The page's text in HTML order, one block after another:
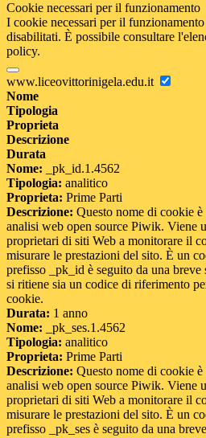
Cookie necessari per il funzionamento
I cookie necessari per il funzionamento
disabilitati. È possibile consultare
policy.
www.liceovittorinigela.edu.it
Nome
Tipologia
Proprieta
Descrizione
Durata
Nome: _pk_id.1.4562
Tipologia: analitico
Proprieta: Prime Parti
Descrizione: Questo nome di cookie
analisi web open source Piwik. Viene
proprietari di siti Web a monitorare il
misurare le prestazioni del sito. È un
prefisso _pk_id è seguito da una breve
si ritiene sia un codice di riferimento
cookie.
Durata: 1 anno
Nome: _pk_ses.1.4562
Tipologia: analitico
Proprieta: Prime Parti
Descrizione: Questo nome di cookie
analisi web open source Piwik. Viene
proprietari di siti Web a monitorare il
misurare le prestazioni del sito. È un
prefisso _pk_ses è seguito da una